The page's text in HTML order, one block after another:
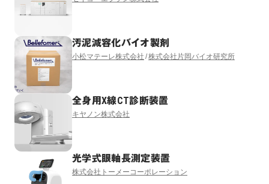
汚泥減容化バイオ製剤
小松マテーレ株式会社 株式会社片岡バイオ研究所
全身用X線CT診断装置
キヤノン株式会社
光学式眼軸長測定装置
株式会社トーメーコーポレーション